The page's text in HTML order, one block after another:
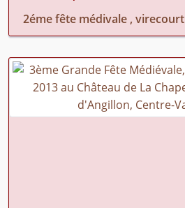
2éme fête médivale , virecourt